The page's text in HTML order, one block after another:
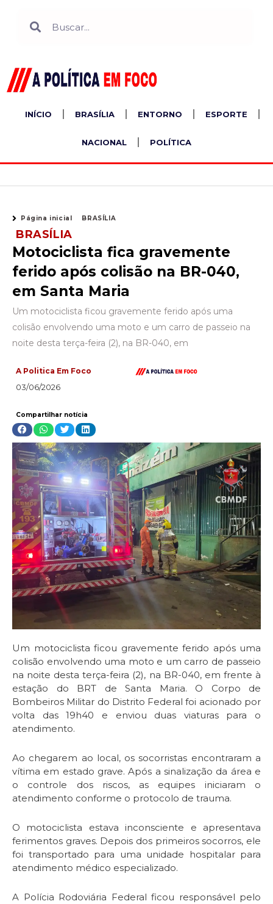
INÍCIO BRASÍLIA ENTORNO ESPORTE
NACIONAL POLÍTICA
Página inicial BRASÍLIA
BRASÍLIA
Motociclista fica gravemente
ferido após colisão na BR-040,
em Santa Maria
Um motociclista ficou gravemente ferido após uma
colisão envolvendo uma moto e um carro de passeio na
noite desta terça-feira (2), na BR-040, em
A Politica Em Foco
03/06/2026
Compartilhar notícia
Um motociclista ficou gravemente ferido após uma
colisão envolvendo uma moto e um carro de passeio
na noite desta terça-feira (2), na BR-040, em frente à
estação do BRT de Santa Maria. O Corpo de
Bombeiros Militar do Distrito Federal foi acionado por
volta das 19h40 e enviou duas viaturas para o
atendimento.
Ao chegarem ao local, os socorristas encontraram a
vítima em estado grave. Após a sinalização da área e
o controle dos riscos, as equipes iniciaram o
atendimento conforme o protocolo de trauma.
O motociclista estava inconsciente e apresentava
ferimentos graves. Depois dos primeiros socorros, ele
foi transportado para uma unidade hospitalar para
atendimento médico especializado.
A Polícia Rodoviária Federal ficou responsável pelo